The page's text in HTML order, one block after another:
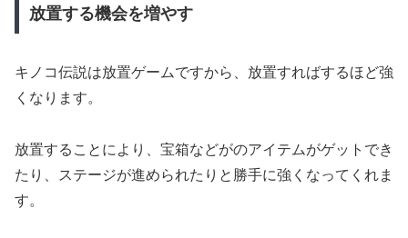
放置する機会を増やす
キノコ伝説は放置ゲームですから、放置すればするほど強
くなります。
放置することにより、宝箱などがのアイテムがゲットでき
たり、ステージが進められたりと勝手に強くなってくれま
す。